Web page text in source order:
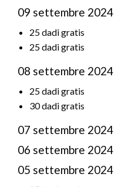
09 settembre 2024
25 dadi gratis
25 dadi gratis
08 settembre 2024
25 dadi gratis
30 dadi gratis
07 settembre 2024
06 settembre 2024
05 settembre 2024